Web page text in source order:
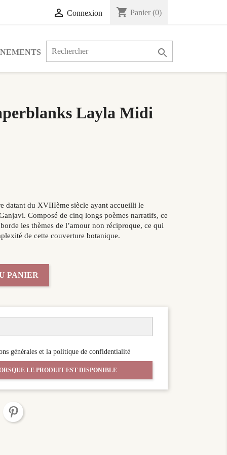
 Connexion shopping_cart Panier (0)

Layla Midi
datant du XVIIIème siècle ayant accueilli le
Composé de cinq longs poèmes narratifs, ce
les thèmes de l’amour non réciproque, ce qui
de cette couverture botanique.
PANIER
générales et la politique de confidentialité
LE PRODUIT EST DISPONIBLE